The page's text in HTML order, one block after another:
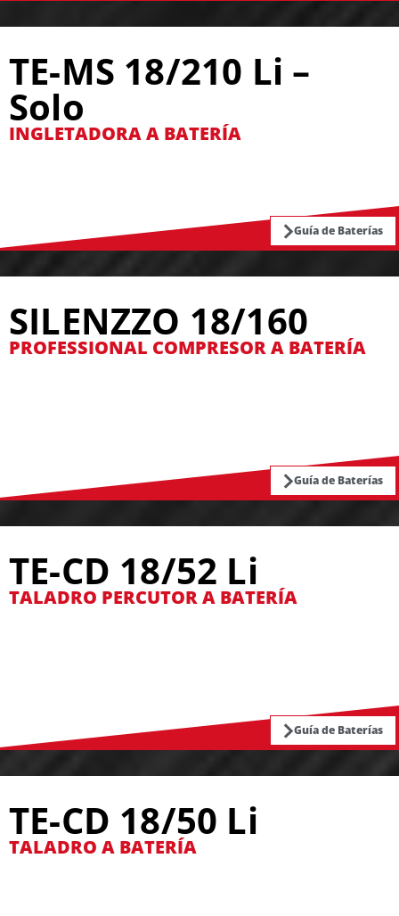
TE-MS 18/210 Li –
Solo
INGLETADORA A BATERÍA
Guía de Baterías
SILENZZO 18/160
PROFESSIONAL COMPRESOR A BATERÍA
Guía de Baterías
TE-CD 18/52 Li
TALADRO PERCUTOR A BATERÍA
Guía de Baterías
TE-CD 18/50 Li
TALADRO A BATERÍA